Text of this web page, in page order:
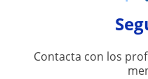
Contacta con los